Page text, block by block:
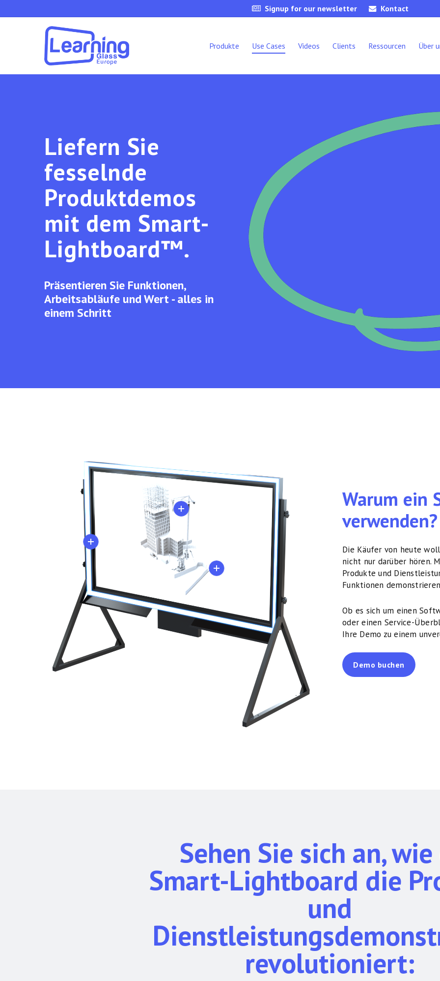
to
Signup for our newsletter Kontact
Produkte Use Cases Videos Clients Ressourcen Über
Liefern Sie
fesselnde
Produktdemos
mit dem Smart-
Lightboard™.
Präsentieren Sie Funktionen,
Arbeitsabläufe und Wert - alles in
einem Schritt
Warum ein
verwenden?
Die Käufer von heute
nicht nur darüber hören.
Produkte und
Funktionen
Ob es sich um einen
oder einen Service-
Ihre Demo zu einem
Demo buchen
Sehen Sie sich an, wie
Smart-Lightboard die
und
revolutioniert: